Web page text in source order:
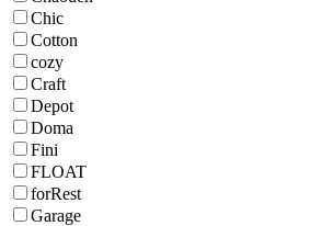
Chic
Cotton
cozy
Craft
Depot
Doma
Fini
FLOAT
forRest
Garage